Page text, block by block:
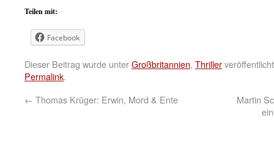
Teilen mit:
Facebook
Dieser Beitrag wurde unterGroßbritannien, Thriller
Permalink.
← Thomas Krüger: Erwin, Mord & Ente
Martin